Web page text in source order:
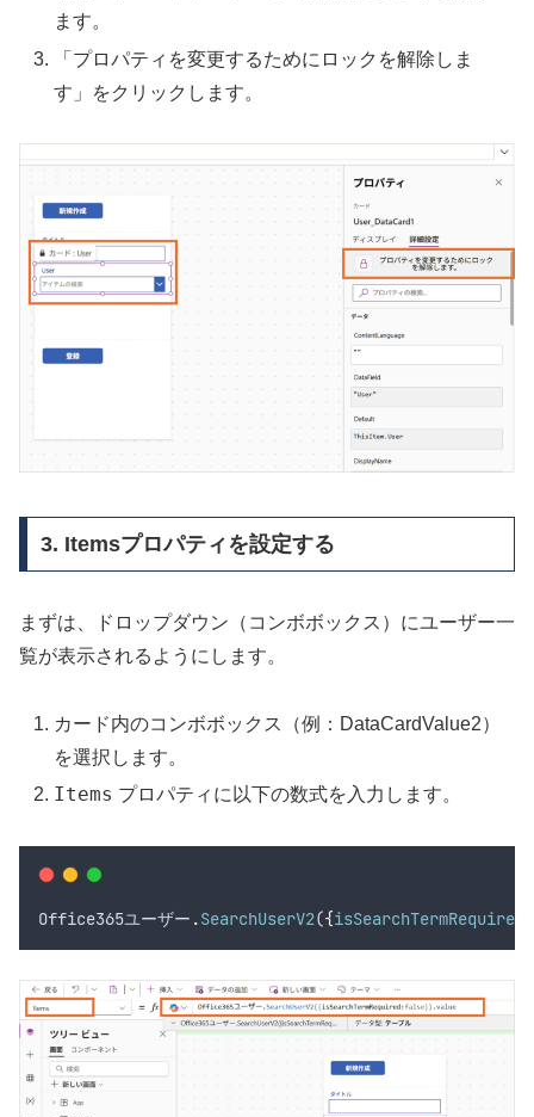
ます。
「プロパティを変更するためにロックを解除しま
す」をクリックします。
3. Itemsプロパティを設定する
まずは、ドロップダウン（コンボボックス）にユーザー一
覧が表示されるようにします。
カード内のコンボボックス（例：DataCardValue2）
を選択します。
Items プロパティに以下の数式を入力します。
Office365ユーザー .SearchUserV2({isSearchTermRequired